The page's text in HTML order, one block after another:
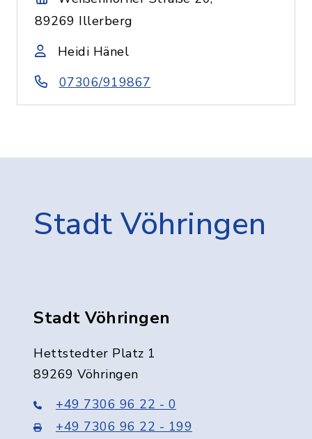
89269 Illerberg
Heidi Hänel
07306/919867
Stadt Vöhringen
Stadt Vöhringen
Hettstedter Platz 1
89269 Vöhringen
+49 7306 96 22 - 0
+49 7306 96 22 - 199